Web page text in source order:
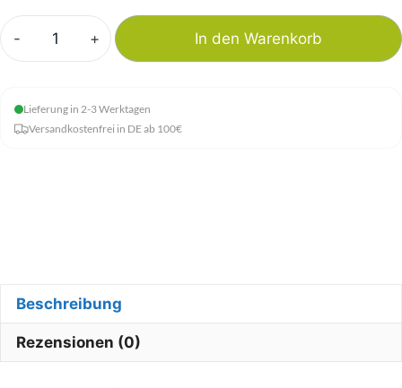
-
Langzeitbasenbaden
Menge
+ In den Warenkorb
Lieferung in 2-3 Werktagen
Versandkostenfrei in DE ab 100€
Beschreibung
Rezensionen (0)